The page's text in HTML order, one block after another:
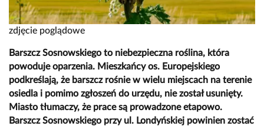
zdjęcie poglądowe
Barszcz Sosnowskiego to niebezpieczna roślina, która
powoduje oparzenia. Mieszkańcy os. Europejskiego
podkreślają, że barszcz rośnie w wielu miejscach na terenie
osiedla i pomimo zgłoszeń do urzędu, nie został usunięty.
Miasto tłumaczy, że prace są prowadzone etapowo.
Barszcz Sosnowskiego przy ul. Londyńskiej powinien zostać